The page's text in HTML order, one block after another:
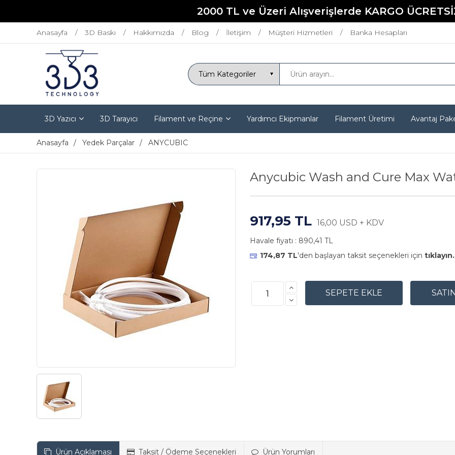
2000 TL ve Üzeri Alışverişlerde KARGO
Anasayfa 3D Baskı Hakkımızda Blog İletişim Müşteri Hizmetleri Banka Hesapları
3D Yazıcı 3D Tarayıcı Filament ve Reçine Yardımcı Ekipmanlar Filament Üretimi Avantaj
Anasayfa Yedek Parçalar ANYCUBIC
Anycubic Wash and Cure Max
917,95 TL 16,00 USD + KDV
Havale fiyatı : 890,41 TL
174,87 TL'den başlayan taksit seçenekleri için tıklayın.
Ürün Açıklaması Taksit / Ödeme Seçenekleri Ürün Yorumları